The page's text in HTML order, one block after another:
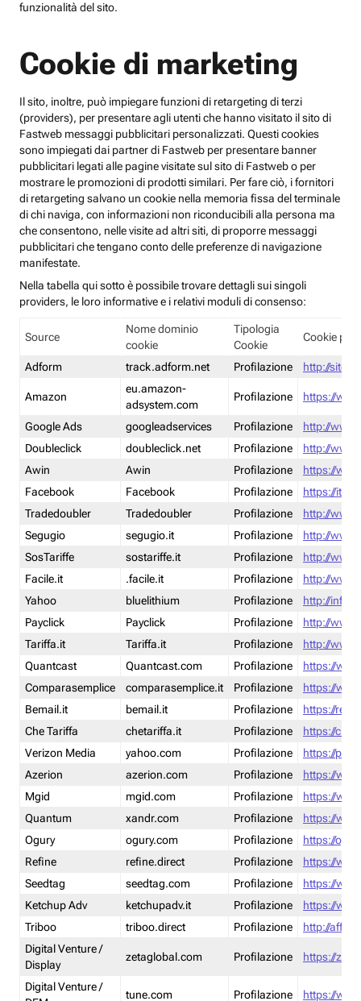
funzionalità del sito.
Cookie di marketing
Il sito, inoltre, può impiegare funzioni di retargeting di terzi
(providers), per presentare agli utenti che hanno visitato il sito di
Fastweb messaggi pubblicitari personalizzati. Questi cookies
sono impiegati dai partner di Fastweb per presentare banner
pubblicitari legati alle pagine visitate sul sito di Fastweb o per
mostrare le promozioni di prodotti similari. Per fare ciò, i fornitori
di retargeting salvano un cookie nella memoria fissa del terminale
di chi naviga, con informazioni non riconducibili alla persona ma
che consentono, nelle visite ad altri siti, di proporre messaggi
pubblicitari che tengano conto delle preferenze di navigazione
manifestate.
Nella tabella qui sotto è possibile trovare dettagli sui singoli
providers, le loro informative e i relativi moduli di consenso:
Source
Nome dominio
cookie
Tipologia
Cookie
Cookie
Adform track.adform.net Profilazione http://
Amazon
eu.amazon-
adsystem.com
Profilazione https://
Google Ads googleadservices Profilazione
http://
Doubleclick
doubleclick.net Profilazione
http://
Awin
Awin Profilazione
https://
Facebook
Facebook Profilazione
https://it-
Tradedoubler
Tradedoubler Profilazione
http://
Segugio
segugio.it Profilazione
http://
SosTariffe
sostariffe.it Profilazione
http://
Facile.it
.facile.it Profilazione
http://
Yahoo
bluelithium Profilazione
http://
Payclick
Payclick Profilazione
http://
Tariffa.it
Tariffa.it Profilazione
http://
Quantcast
Quantcast.com Profilazione
https://
Comparasemplice
comparasemplice.it Profilazione
https://
Bemail.it
bemail.it Profilazione
https://
Che Tariffa
chetariffa.it Profilazione
https://
Verizon Media
yahoo.com Profilazione
https://
Azerion
azerion.com Profilazione
https://
Mgid
mgid.com Profilazione
https://
Quantum
xandr.com Profilazione
https://
Ogury
ogury.com Profilazione
https://
Refine
refine.direct Profilazione
https://
Seedtag
seedtag.com Profilazione
https://
Ketchup Adv
ketchupadv.it Profilazione
https://
Triboo
triboo.direct Profilazione
http://
Digital Venture /
Display
zetaglobal.com Profilazione https://
Digital Venture /
tune.com Profilazione https://